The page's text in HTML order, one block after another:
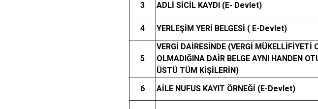
3 ADLİ SİCİL KAYDI (E- Devlet)
4 YERLEŞİM YERİ BELGESİ ( E-Devlet)
5
VERGİ DAİRESİNDE (VERGİ MÜKELLİFİYETİ
OLMADIĞINA DAİR BELGE AYNI HANDEN
ÜSTÜ TÜM KİŞİLERİN)
6
AİLE NUFUS KAYIT ÖRNEĞİ (E-Devlet)